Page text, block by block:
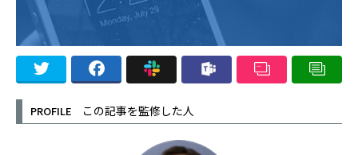
PROFILE この記事を監修した人